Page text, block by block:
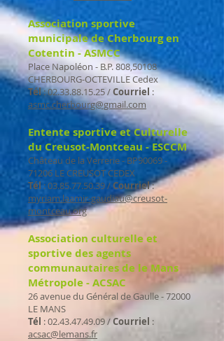
Association sportive
municipale de Cherbourg en
Cotentin - ASMCC
Place Napoléon - B.P. 808,50108
CHERBOURG-OCTEVILLE Cedex
Tél:02.33.88.15.25/Courriel :
asmc.cherbourg@gmail.com
Entente sportive et Culturelle
du Creusot-Montceau - ESCCM
Château de la Verrerie - BP90069 -
71206 LE CREUSOT CEDEX
Tél :03.85.77.50.39/Courriel:
myriam.laamir-gaudiau@creusot-
montceau.org
Association culturelle et
sportive des agents
communautaires de le Mans
Métropole - ACSAC
26 avenue du Général de Gaulle - 72000
LE MANS
Tél :02.43.47.49.09/Courriel :
acsac@lemans.fr